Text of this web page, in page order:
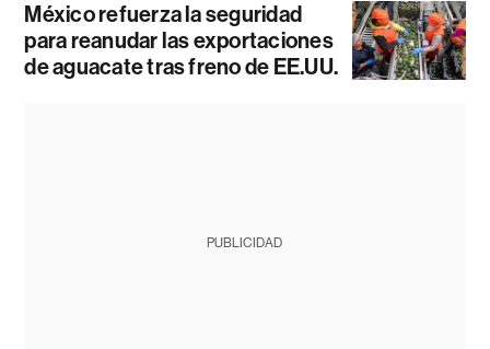
México refuerza la seguridad
para reanudar las exportaciones
de aguacate tras freno de EE.UU.
PUBLICIDAD